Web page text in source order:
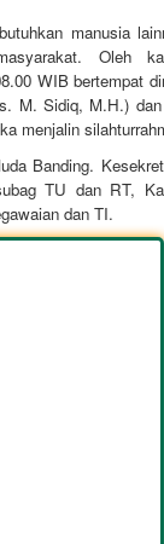
manusia
Oleh
WIB bertempat
M. Sidiq, M.H.)
menjalin
Banding.
TU dan RT,
dan TI.